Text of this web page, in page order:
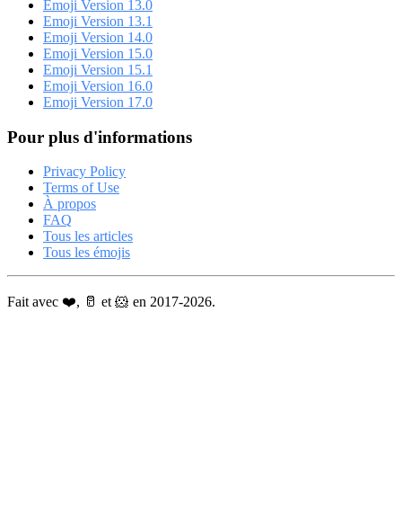
Emoji Version 13.0
Emoji Version 13.1
Emoji Version 14.0
Emoji Version 15.0
Emoji Version 15.1
Emoji Version 16.0
Emoji Version 17.0
Pour plus d'informations
Privacy Policy
Terms of Use
À propos
FAQ
Tous les articles
Tous les émojis
Fait avec ❤️, 🥛 et 🐹 en 2017-2026.